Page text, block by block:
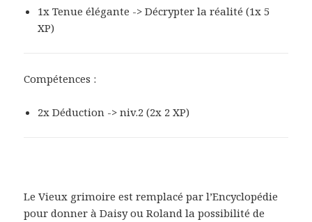
1x Tenue élégante -> Décrypter la réalité (1x 5
XP)
Compétences :
2x Déduction -> niv.2 (2x 2 XP)
Le Vieux grimoire est remplacé par l’Encyclopédie
pour donner à Daisy ou Roland la possibilité de